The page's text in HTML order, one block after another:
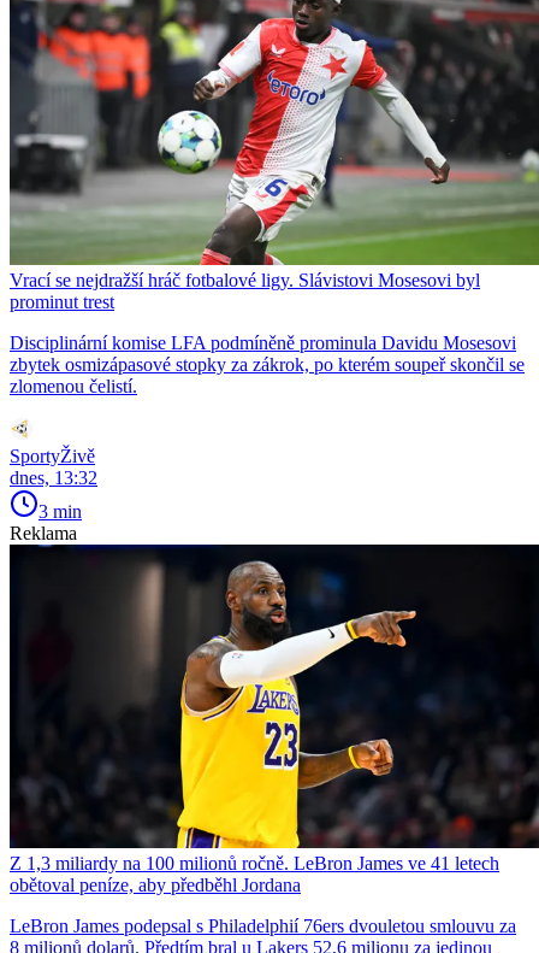
Vrací se nejdražší hráč fotbalové ligy. Slávistovi Mosesovi byl
prominut trest
Disciplinární komise LFA podmíněně prominula Davidu Mosesovi
zbytek osmizápasové stopky za zákrok, po kterém soupeř skončil se
zlomenou čelistí.
SportyŽivě
dnes, 13:32
3 min
Reklama
Z 1,3 miliardy na 100 milionů ročně. LeBron James ve 41 letech
obětoval peníze, aby předběhl Jordana
LeBron James podepsal s Philadelphií 76ers dvouletou smlouvu za
8 milionů dolarů. Předtím bral u Lakers 52,6 milionu za jedinou